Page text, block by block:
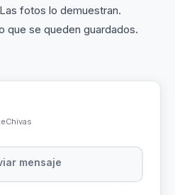
fotos lo demuestran.
que se queden guardados.
mensaje